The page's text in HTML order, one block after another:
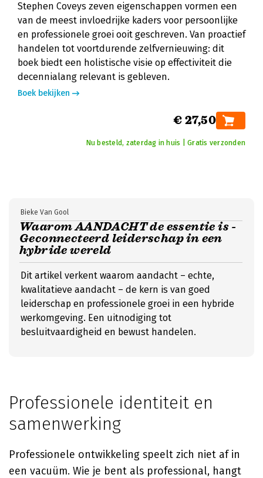
Stephen Coveys zeven eigenschappen vormen een
van de meest invloedrijke kaders voor persoonlijke
en professionele groei ooit geschreven. Van proactief
handelen tot voortdurende zelfvernieuwing: dit
boek biedt een holistische visie op effectiviteit die
decennialang relevant is gebleven.
Boek bekijken
€ 27,50
Nu besteld, zaterdag in huis | Gratis verzonden
Waarom AANDACHT de essentie is -
Geconnecteerd leiderschap in een
hybride wereld
Bieke Van Gool
Dit artikel verkent waarom aandacht – echte,
kwalitatieve aandacht – de kern is van goed
leiderschap en professionele groei in een hybride
werkomgeving. Een uitnodiging tot
besluitvaardigheid en bewust handelen.
Professionele identiteit en
samenwerking
Professionele ontwikkeling speelt zich niet af in
een vacuüm. Wie je bent als professional, hangt